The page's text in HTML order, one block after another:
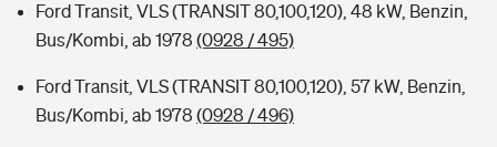
Ford Transit, VLS (TRANSIT 80,100,120), 48 kW, Benzin,
Bus/Kombi, ab 1978 (0928 / 495)
Ford Transit, VLS (TRANSIT 80,100,120), 57 kW, Benzin,
Bus/Kombi, ab 1978 (0928 / 496)